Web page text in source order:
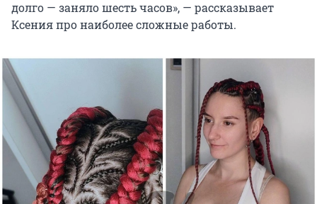
долго — заняло шесть часов», — рассказывает
Ксения про наиболее сложные работы.